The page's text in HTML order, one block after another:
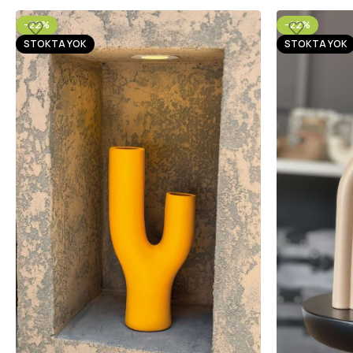
-22%
STOKTA YOK
-22%
STOKTA YOK